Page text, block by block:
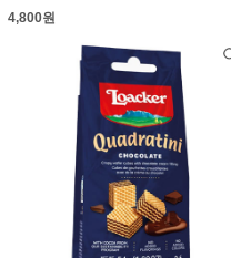
4,800원